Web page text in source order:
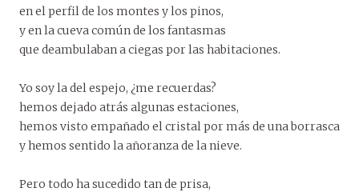
en el perfil de los montes y los pinos,
y en la cueva común de los fantasmas
que deambulaban a ciegas por las habitaciones.
Yo soy la del espejo, ¿me recuerdas?
hemos dejado atrás algunas estaciones,
hemos visto empañado el cristal por más de una borrasca
y hemos sentido la añoranza de la nieve.
Pero todo ha sucedido tan de prisa,